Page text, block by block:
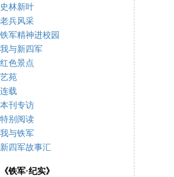
史林新叶
老兵风采
铁军精神进校园
我与新四军
红色景点
艺苑
连载
本刊专访
特别阅读
我与铁军
新四军故事汇
《铁军·纪实》